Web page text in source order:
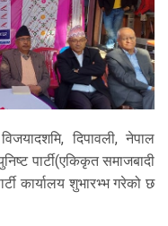
दिपावली, नेपाल
पार्टी(एकिकृत समाजबादी
कार्यालय शुभारभ्भ गरेको छ